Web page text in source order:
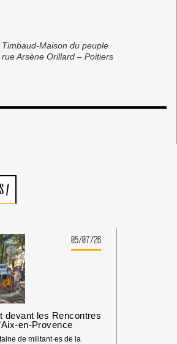
Timbaud-Maison du peuple
Arsène Orillard – Poitiers
/
05/07/26
devant les Rencontres
en-Provence
de militant·es de la